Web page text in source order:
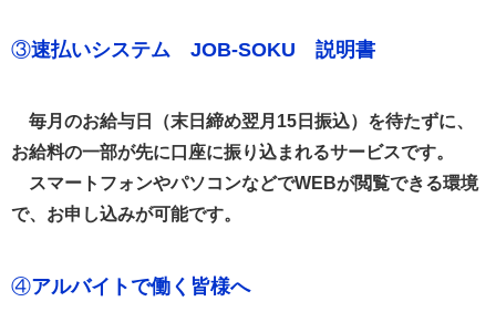
③速払いシステム JOB-SOKU 説明書
毎月のお給与日（末日締め翌月15日振込）を待たずに、
お給料の一部が先に口座に振り込まれるサービスです。
スマートフォンやパソコンなどでWEBが閲覧できる環境
で、お申し込みが可能です。
④アルバイトで働く皆様へ